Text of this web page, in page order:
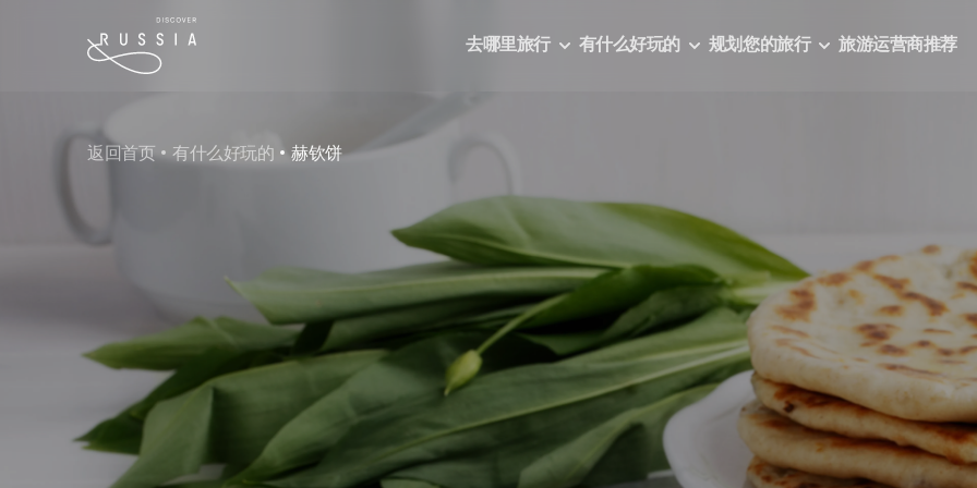
去哪里旅行 有什么好玩的 规划您的旅行 旅游运营商推荐
返回首页 有什么好玩的 赫钦饼